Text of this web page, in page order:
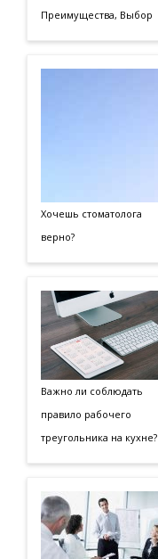
Преимущества, Выбор
Хочешь стоматолога
верно?
Важно ли соблюдать
правило рабочего
треугольника на кухне?